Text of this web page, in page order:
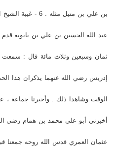
بن علي بن متيل
عبد الله الحسين بن علي بن بابويه
ثمان وسبعين وثلاث مائة قال : سمعت
إدريس رضي الله عنهما يذكران هذا
الوقت وشاهدا ذلك . وأخبرنا
أخبرني أبو علي محمد بن همام رضي
عثمان العمري قدس الله روحه جمعنا